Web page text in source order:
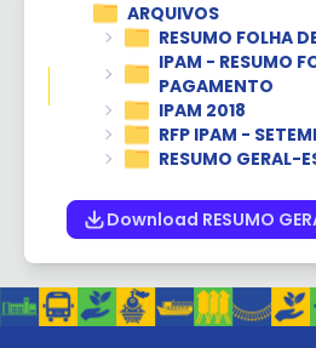
ARQUIVOS
RESUMO FOLHA
IPAM - RESUMO
PAGAMENTO
IPAM 2018
RFP IPAM -
RESUMO GERAL-
Download RESUMO